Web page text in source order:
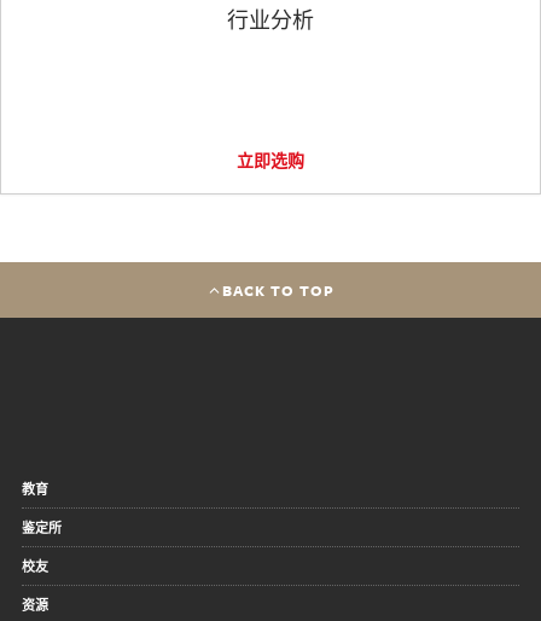
行业分析
立即选购
BACK TO TOP
教育
鉴定所
校友
资源